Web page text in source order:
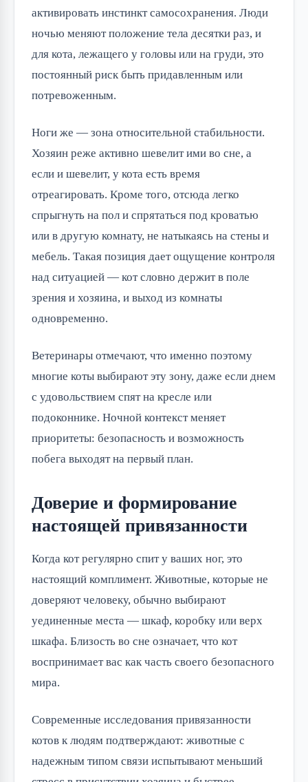
активировать инстинкт самосохранения. Люди
ночью меняют положение тела десятки раз, и
для кота, лежащего у головы или на груди, это
постоянный риск быть придавленным или
потревоженным.
Ноги же — зона относительной стабильности.
Хозяин реже активно шевелит ими во сне, а
если и шевелит, у кота есть время
отреагировать. Кроме того, отсюда легко
спрыгнуть на пол и спрятаться под кроватью
или в другую комнату, не натыкаясь на стены и
мебель. Такая позиция дает ощущение контроля
над ситуацией — кот словно держит в поле
зрения и хозяина, и выход из комнаты
одновременно.
Ветеринары отмечают, что именно поэтому
многие коты выбирают эту зону, даже если днем
с удовольствием спят на кресле или
подоконнике. Ночной контекст меняет
приоритеты: безопасность и возможность
побега выходят на первый план.
Доверие и формирование
настоящей привязанности
Когда кот регулярно спит у ваших ног, это
настоящий комплимент. Животные, которые не
доверяют человеку, обычно выбирают
уединенные места — шкаф, коробку или верх
шкафа. Близость во сне означает, что кот
воспринимает вас как часть своего безопасного
мира.
Современные исследования привязанности
котов к людям подтверждают: животные с
надежным типом связи испытывают меньший